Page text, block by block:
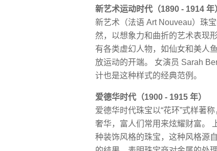
新艺术运动时代（1890 - 1914 年
新艺术（法语 Art Nouveau）珠
然，以想象力和曲折的艺术表现
有各类虚幻人物，如仙女和美人
放运动的开端。 女演员 Sarah
计也是这种样式的经典范例。
爱德华时代（1900 - 1915 年）
爱德华时代珠宝以“花环”式样著
奢华，富人们常用来炫耀财富。
种装饰风格的珠宝，这种风格源